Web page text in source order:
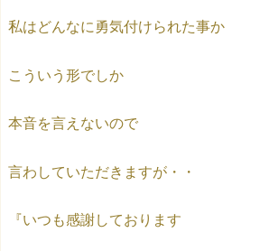
私はどんなに勇気付けられた事か
こういう形でしか
本音を言えないので
言わしていただきますが・・
『いつも感謝しております